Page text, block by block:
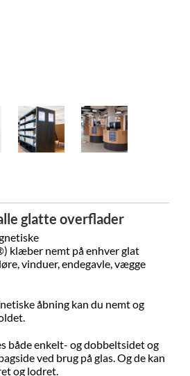
glatte overflader
klæber nemt på enhver glat
vinduer, endegavle, vægge
åbning kan du nemt og
både enkelt- og dobbeltsidet og
ved brug på glas. Og de kan
og lodret.